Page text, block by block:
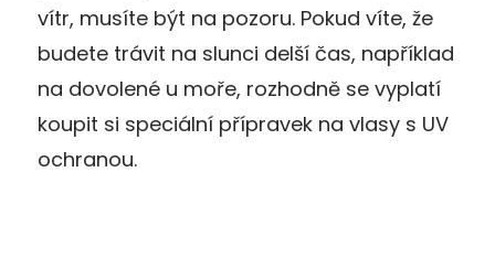
vítr, musíte být na pozoru. Pokud víte, že
budete trávit na slunci delší čas, například
na dovolené u moře, rozhodně se vyplatí
koupit si speciální přípravek na vlasy s UV
ochranou.